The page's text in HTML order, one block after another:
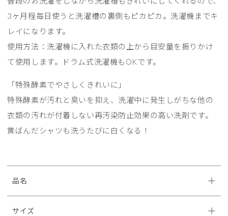
3ヶ月程毎日使うと洗濯槽の裏側もピカピカ。洗濯機までキ
レイになります。
使用方法：洗濯機に入れた衣類の上から目安量を振りかけ
て使用します。ドラム式洗濯機もOKです。
「特殊酵素でやさしくきれいに」
特殊酵素が汚れと臭いを抑え、洗濯中に発生しがちな他の
衣類の汚れが付着しない再汚染防止効果の高い洗剤です。
黄ばんだシャツも洗うたびに白くなる！
品名
サイズ